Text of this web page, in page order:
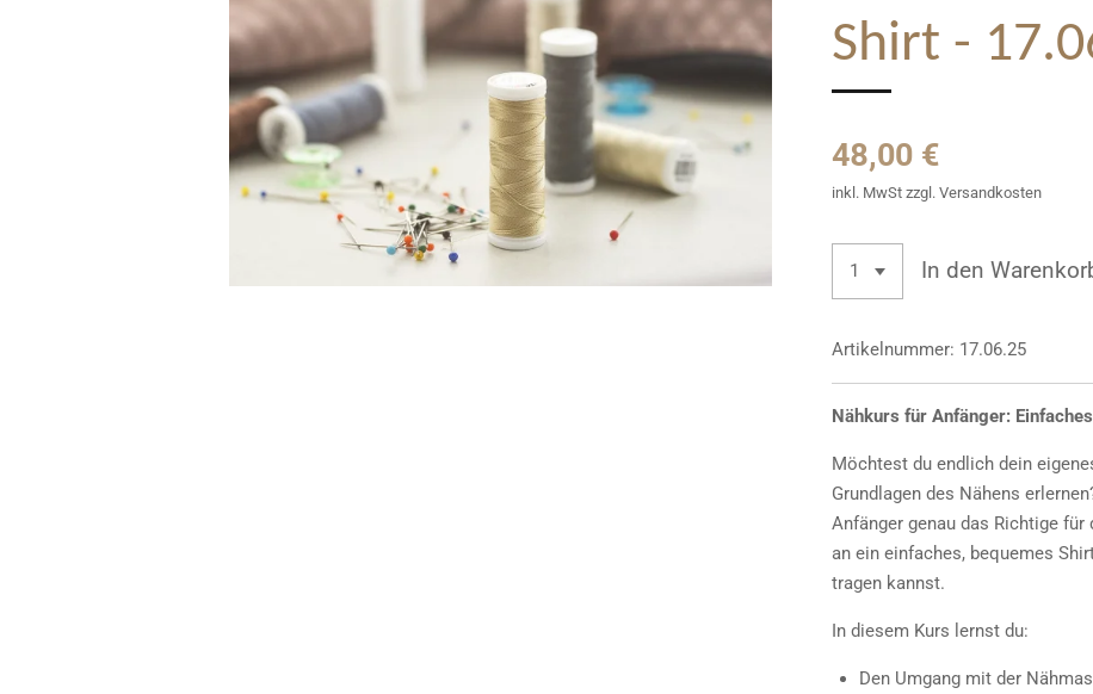
Shirt -
48,00 €
inkl. MwSt zzgl. Versandkosten
In den
Artikelnummer: 17.06.25
Nähkurs für Anfänger:
Möchtest du endlich dein
Grundlagen des Nähens
Anfänger genau das Richtige
an ein einfaches, bequemes
tragen kannst.
In diesem Kurs lernst du:
Den Umgang mit der